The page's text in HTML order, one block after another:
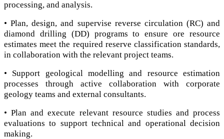
processing, and analysis.
• Plan, design, and supervise reverse circulation (RC) and
diamond drilling (DD) programs to ensure ore resource
estimates meet the required reserve classification standards,
in collaboration with the relevant project teams.
• Support geological modelling and resource estimation
processes through active collaboration with corporate
geology teams and external consultants.
• Plan and execute relevant resource studies and process
evaluations to support technical and operational decision
making.